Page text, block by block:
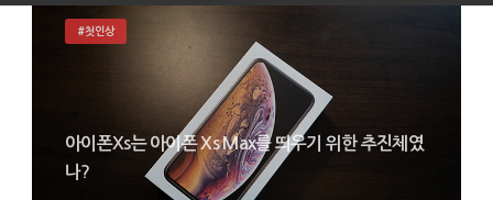
아이폰Xs는 아이폰 Xs Max를 띄우기 위한 추진체였
나?
#첫인상